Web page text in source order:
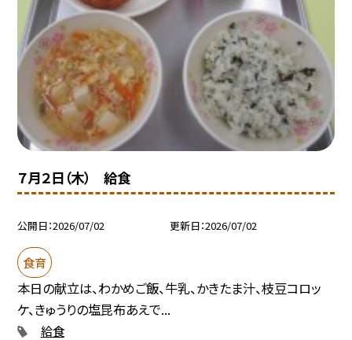
７月２日（木） 給食
公開日 2026/07/02 更新日 2026/07/02
食育
本日の献立は、わかめご飯、牛乳、かきたま汁、枝豆コロッ
ケ、きゅうりの塩昆布あえで...
給食